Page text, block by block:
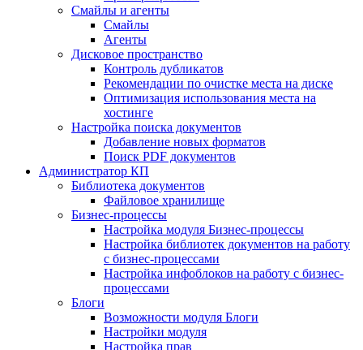
Смайлы и агенты
Смайлы
Агенты
Дисковое пространство
Контроль дубликатов
Рекомендации по очистке места на диске
Оптимизация использования места на
хостинге
Настройка поиска документов
Добавление новых форматов
Поиск PDF документов
Администратор КП
Библиотека документов
Файловое хранилище
Бизнес-процессы
Настройка модуля Бизнес-процессы
Настройка библиотек документов на работу
с бизнес-процессами
Настройка инфоблоков на работу с бизнес-
процессами
Блоги
Возможности модуля Блоги
Настройки модуля
Настройка прав